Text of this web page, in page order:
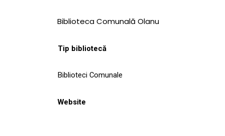
CULTURALE
NOUTĂȚI
Biblioteca Comunală Olanu
Tip bibliotecă
Biblioteci Comunale
Website